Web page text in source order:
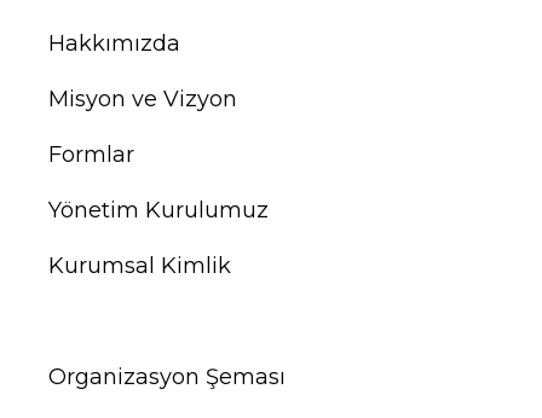
Hakkımızda
Misyon ve Vizyon
Formlar
Yönetim Kurulumuz
Kurumsal Kimlik
Organizasyon Şeması